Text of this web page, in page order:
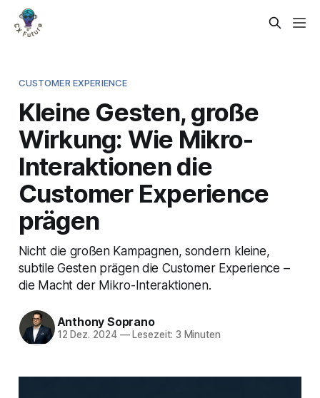
CUSTOMER EXPERIENCE
Kleine Gesten, große
Wirkung: Wie Mikro-
Interaktionen die
Customer Experience
prägen
Nicht die großen Kampagnen, sondern kleine,
subtile Gesten prägen die Customer Experience –
die Macht der Mikro-Interaktionen.
Anthony Soprano
12 Dez. 2024 —Lesezeit: 3 Minuten